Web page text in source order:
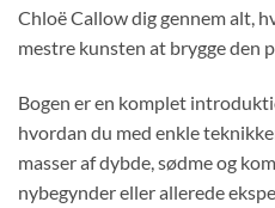
Chloë Callow dig gennem alt,
mestre kunsten at brygge den
Bogen er en komplet
hvordan du med enkle
masser af dybde, sødme og
nybegynder eller allerede